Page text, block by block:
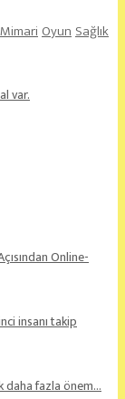
MimariOyunSağlık
var.
Online-
insanı takip
daha fazla önem…